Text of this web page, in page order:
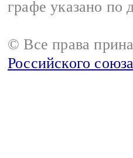
графе указано по
© Все права
Российского